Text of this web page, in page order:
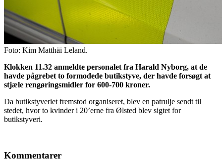
Foto: Kim Matthäi Leland.
Klokken 11.32 anmeldte personalet fra Harald Nyborg, at de
havde pågrebet to formodede butikstyve, der havde forsøgt at
stjæle rengøringsmidler for 600-700 kroner.
Da butikstyveriet fremstod organiseret, blev en patrulje sendt til
stedet, hvor to kvinder i 20’erne fra Ølsted blev sigtet for
butikstyveri.
Kommentarer